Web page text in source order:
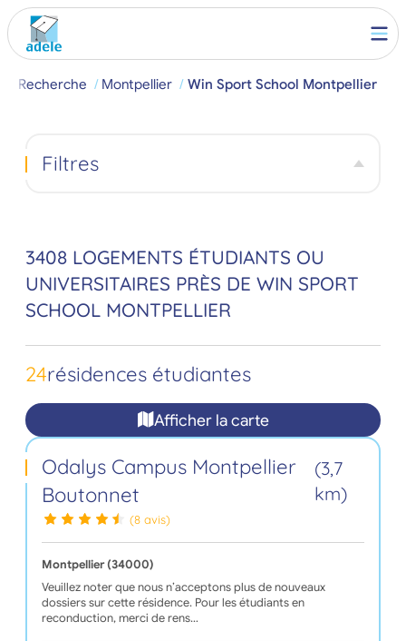
Recherche Montpellier Win Sport School Montpellier
3408 LOGEMENTS ÉTUDIANTS OU
UNIVERSITAIRES PRÈS DE WIN SPORT
SCHOOL MONTPELLIER
24résidences étudiantes
Afficher la carte
Odalys Campus Montpellier
Boutonnet
(3,7
km)
(8 avis)
Montpellier (34000)
Veuillez noter que nous n’acceptons plus de nouveaux
dossiers sur cette résidence. Pour les étudiants en
reconduction, merci de rens…
Filtres